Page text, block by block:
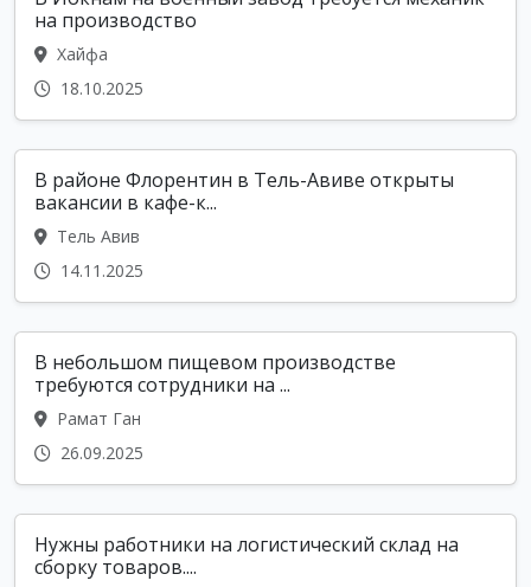
на производство
Хайфа
18.10.2025
В районе Флорентин в Тель-Авиве открыты
вакансии в кафе-к...
Тель Авив
14.11.2025
В небольшом пищевом производстве
требуются сотрудники на ...
Рамат Ган
26.09.2025
Нужны работники на логистический склад на
сборку товаров....